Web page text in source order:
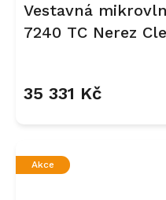
Vestavná
7240 TC Nerez
35 331 Kč
Akce